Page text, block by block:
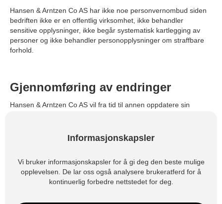
Informasjonskapsler
Vi bruker informasjonskapsler for å gi deg den beste mulige
opplevelsen. De lar oss også analysere brukeratferd for å
kontinuerlig forbedre nettstedet for deg.
Hansen & Arntzen Co AS har ikke noe personvernombud siden
bedriften ikke er en offentlig virksomhet, ikke behandler
sensitive opplysninger, ikke begår systematisk kartlegging av
personer og ikke behandler personopplysninger om straffbare
forhold.
Gjennomføring av endringer
Hansen & Arntzen Co AS vil fra tid til annen oppdatere sin
Kontaktinformasjon